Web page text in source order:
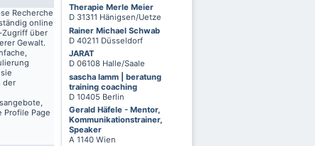
Therapie Merle Meier
D 31311 Hänigsen/Uetze
Rainer Michael Schwab
D 40211 Düsseldorf
JARAT
D 06108 Halle/Saale
sascha lamm | beratung
training coaching
D 10405 Berlin
Gerald Häfele - Mentor,
Kommunikationstrainer,
Speaker
A 1140 Wien
Recherche
online
Zugriff über
Gewalt.
der
Profile Page